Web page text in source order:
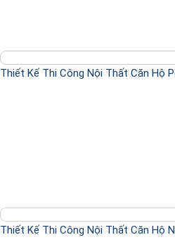
Thiết Kế Thi Công Nội Thất Căn Hộ
Thiết Kế Thi Công Nội Thất Căn Hộ